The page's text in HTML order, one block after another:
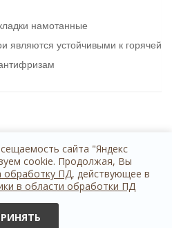
намотанные
являются устойчивыми к горячей
сайта "Яндекс
cookie. Продолжая, Вы
обработку ПД, действующее в
в области обработки ПД